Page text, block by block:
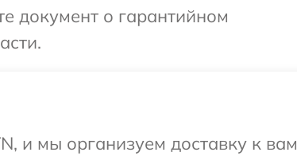
документ о гарантийном
и мы организуем доставку к вам